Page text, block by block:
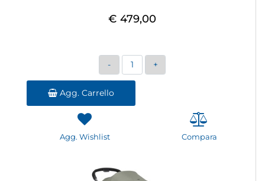
€ 479,00
Quantità
Agg. Carrello
Agg. Wishlist Compara